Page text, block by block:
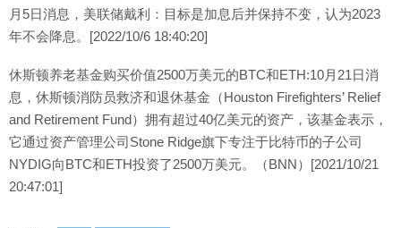
月5日消息，美联储戴利：目标是加息后并保持不变，认为2023
年不会降息。[2022/10/6 18:40:20]
休斯顿养老基金购买价值2500万美元的BTC和ETH:10月21日消
息，休斯顿消防员救济和退休基金（Houston Firefighters’ Relief
and Retirement Fund）拥有超过40亿美元的资产，该基金表示，
它通过资产管理公司Stone Ridge旗下专注于比特币的子公司
NYDIG向BTC和ETH投资了2500万美元。（BNN）[2021/10/21
20:47:01]